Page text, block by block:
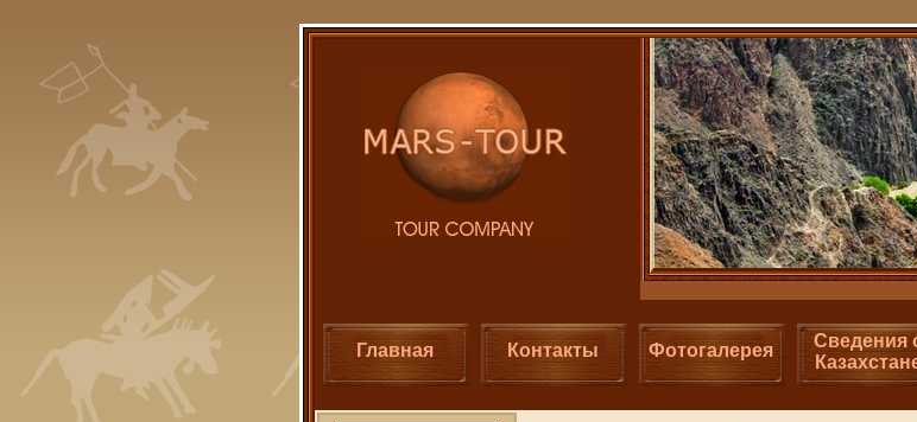
Главная Контакты Фотогалерея
Сведения